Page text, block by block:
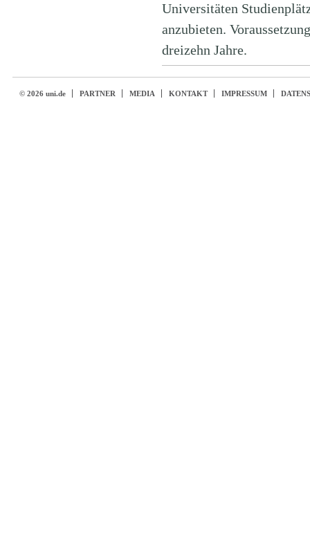
Universitäten
anzubieten.
dreizehn Jahre.
© 2026 uni.de PARTNER MEDIA KONTAKT IMPRESSUM